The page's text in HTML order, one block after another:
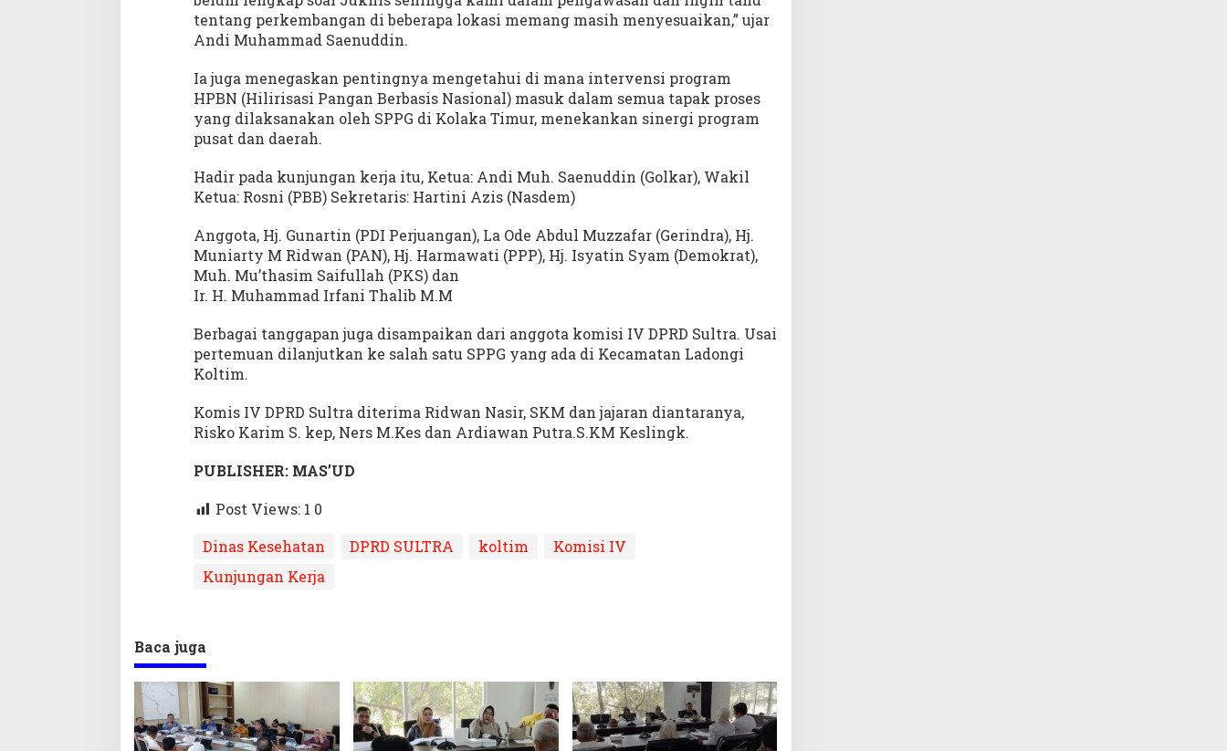
tentang perkembangan di beberapa lokasi memang masih menyesuaikan,” ujar
Andi Muhammad Saenuddin.
Ia juga menegaskan pentingnya mengetahui di mana intervensi program
HPBN (Hilirisasi Pangan Berbasis Nasional) masuk dalam semua tapak proses
yang dilaksanakan oleh SPPG di Kolaka Timur, menekankan sinergi program
pusat dan daerah.
Hadir pada kunjungan kerja itu, Ketua: Andi Muh. Saenuddin (Golkar), Wakil
Ketua: Rosni (PBB) Sekretaris: Hartini Azis (Nasdem)
Anggota, Hj. Gunartin (PDI Perjuangan), La Ode Abdul Muzzafar (Gerindra), Hj.
Muniarty M Ridwan (PAN), Hj. Harmawati (PPP), Hj. Isyatin Syam (Demokrat),
Muh. Mu’thasim Saifullah (PKS) dan
Ir. H. Muhammad Irfani Thalib M.M
Berbagai tanggapan juga disampaikan dari anggota komisi IV DPRD Sultra. Usai
pertemuan dilanjutkan ke salah satu SPPG yang ada di Kecamatan Ladongi
Koltim.
Komis IV DPRD Sultra diterima Ridwan Nasir, SKM dan jajaran diantaranya,
Risko Karim S. kep, Ners M.Kes dan Ardiawan Putra.S.KM Keslingk.
PUBLISHER: MAS’UD
Post Views: 1 0
Dinas Kesehatan
DPRD SULTRA koltim
Komisi IV
Kunjungan Kerja
Baca juga